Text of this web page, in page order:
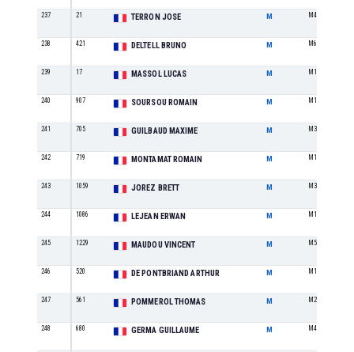
237 21 TERRON JOSE M M4
238 421 DELTELL BRUNO M M6
239 17 MASSOL LUCAS M M1
240 907 SOURSOU ROMAIN M M1
241 705 GUILBAUD MAXIME M M3
242 719 MONTAMAT ROMAIN M M1
243 1059 JOREZ BRETT M M3
244 1086 LEJEAN ERWAN M M1
245 1229 MAUDOU VINCENT M M5
246 520 DE PONTBRIAND ARTHUR M M1
247 561 POMMEROL THOMAS M M2
248 680 GERMA GUILLAUME M M4